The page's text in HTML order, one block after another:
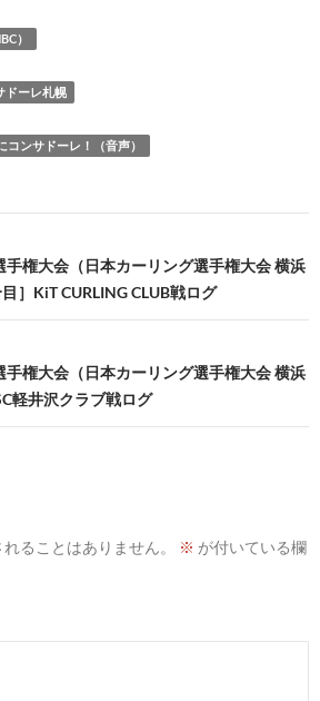
）
ドーレ札幌
コンサドーレ！（音声）
権大会（日本カーリング選手権大会 横浜
］KiT CURLING CLUB戦ログ
権大会（日本カーリング選手権大会 横浜
軽井沢クラブ戦ログ
ることはありません。 ※ が付いている欄